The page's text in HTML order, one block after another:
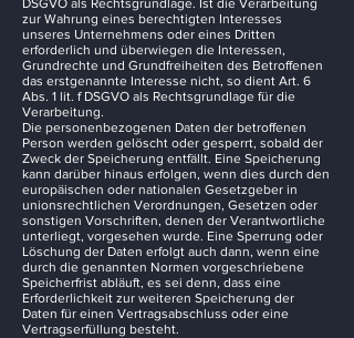
DSGVO als Rechtsgrundlage. Ist die Verarbeitung
zur Wahrung eines berechtigten Interesses
unseres Unternehmens oder eines Dritten
erforderlich und überwiegen die Interessen,
Grundrechte und Grundfreiheiten des Betroffenen
das erstgenannte Interesse nicht, so dient Art. 6
Abs. 1 lit. f DSGVO als Rechtsgrundlage für die
Verarbeitung.
Die personenbezogenen Daten der betroffenen
Person werden gelöscht oder gesperrt, sobald der
Zweck der Speicherung entfällt. Eine Speicherung
kann darüber hinaus erfolgen, wenn dies durch den
europäischen oder nationalen Gesetzgeber in
unionsrechtlichen Verordnungen, Gesetzen oder
sonstigen Vorschriften, denen der Verantwortliche
unterliegt, vorgesehen wurde. Eine Sperrung oder
Löschung der Daten erfolgt auch dann, wenn eine
durch die genannten Normen vorgeschriebene
Speicherfrist abläuft, es sei denn, dass eine
Erforderlichkeit zur weiteren Speicherung der
Daten für einen Vertragsabschluss oder eine
Vertragserfüllung besteht.